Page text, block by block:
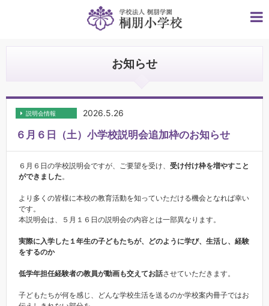
お知らせ
2026.5.26
説明会情報
６月６日（土）小学校説明会追加枠のお知らせ
６月６日の学校説明会ですが、ご要望を受け、 受け付け枠を増やすこと
ができました。
より多くの皆様に本校の教育活動を知っていただける機会となれば幸い
です。
本説明会は、５月１６日の説明会の内容とは一部異なります。
実際に入学した１年生の子どもたちが、どのように学び、生活し、経験
をするのか
低学年担任経験者の教員が動画も交えてお話させていただきます。
子どもたちが何を感じ、どんな学校生活を送るのか学校案内冊子ではお